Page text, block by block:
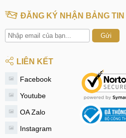
ĐĂNG KÝ NHẬN BẢNG TIN
Gửi
LIÊN KẾT
Facebook
Youtube
OA Zalo
Instagram